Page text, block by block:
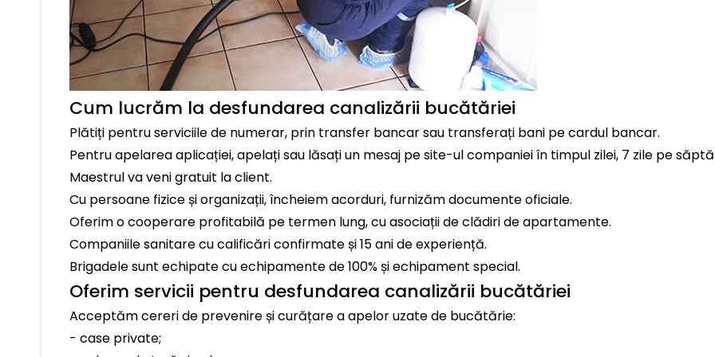
Cum lucrăm la desfundarea canalizării bucătăriei
Plătiți pentru serviciile de numerar, prin transfer bancar sau transferați bani pe cardul bancar.
Pentru apelarea aplicației, apelați sau lăsați un mesaj pe site-ul companiei în timpul zilei, 7 zile pe
Maestrul va veni gratuit la client.
Cu persoane fizice și organizații, încheiem acorduri, furnizăm documente oficiale.
Oferim o cooperare profitabilă pe termen lung, cu asociații de clădiri de apartamente.
Companiile sanitare cu calificări confirmate și 15 ani de experiență.
Brigadele sunt echipate cu echipamente de 100% și echipament special.
Oferim servicii pentru desfundarea canalizării bucătăriei
Acceptăm cereri de prevenire și curățare a apelor uzate de bucătărie:
- case private;